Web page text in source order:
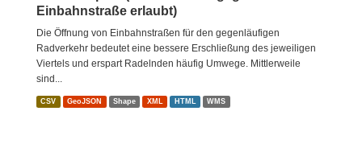
Einbahnstraße erlaubt)
Die Öffnung von Einbahnstraßen für den gegenläufigen
Radverkehr bedeutet eine bessere Erschließung des jeweiligen
Viertels und erspart Radelnden häufig Umwege. Mittlerweile
sind...
CSV GeoJSON Shape XML HTML WMS